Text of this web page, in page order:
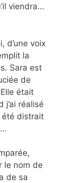
viendra…
d’une voix
la
Sara est
de
était
j’ai réalisé
été distrait
le nom de
de sa